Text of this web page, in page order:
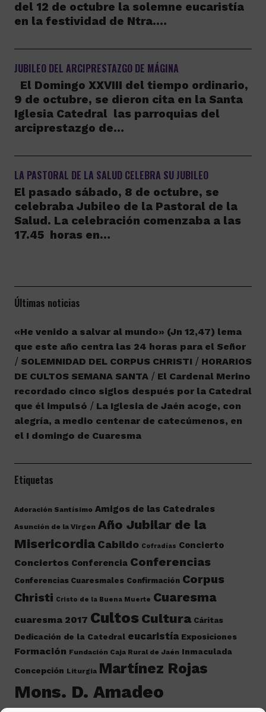
del 12 de octubre la solemne eucaristía
en la festividad de Ntra.…
JUBILEO DEL ARCIPRESTAZGO DE MÁGINA
El Domingo XXVIII del tiempo ordinario,
9 de octubre, se dieron cita en la Santa
Iglesia Catedral las parroquias del
arciprestazgo de…
LA PASTORAL DE LA SALUD CELEBRA SU JUBILEO
El pasado sábado, 8 de octubre, se
celebraba Jubileo de la Pastoral de la
Salud. La celebración comenzaba a las
17.45 horas en…
Últimas noticias
«He venido a salvar al mundo» (Jn 12,47) lema
que este año centra las 24 horas para el Señor
SOLEMNIDAD DEL CORPUS CHRISTI
HORARIOS
DE CULTOS SEMANA SANTA
El Cardenal Merino
recordado cinco siglos después por la Catedral
que él impulsó
La Iglesia de Jaén acoge, con
alegría, a medio centenar de catecúmenos, en
el I domingo de Cuaresma
Etiquetas
Adoración Santísimo Amigos de las Catedrales
Asunción de la Virgen Año Jubilar de la
Misericordia Cabildo Cofradías Concierto
Conciertos Conferencia Conferencias
Conferencias Cuaresmales Confirmación Corpus
Christi Cristo de la Buena Muerte Cuaresma
cuaresma 2017 Cultos Cultura Cáritas
Dedicación de la Catedral eucaristía Exposiciones
Formación Fundación Caja Rural de Jaén Inmaculada
Concepción Liturgia Martínez Rojas
Mons. D. Amadeo